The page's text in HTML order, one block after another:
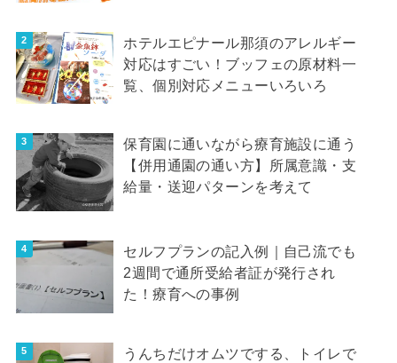
ホテルエピナール那須のアレルギー
対応はすごい！ブッフェの原材料一
覧、個別対応メニューいろいろ
保育園に通いながら療育施設に通う
【併用通園の通い方】所属意識・支
給量・送迎パターンを考えて
セルフプランの記入例｜自己流でも
2週間で通所受給者証が発行され
た！療育への事例
うんちだけオムツでする、トイレで